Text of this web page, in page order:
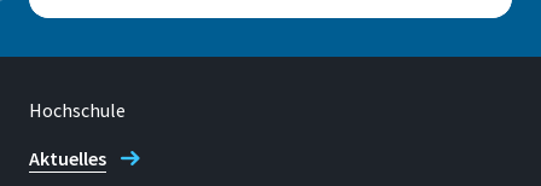
Sankt Augustin
Hochschule
Aktuelles